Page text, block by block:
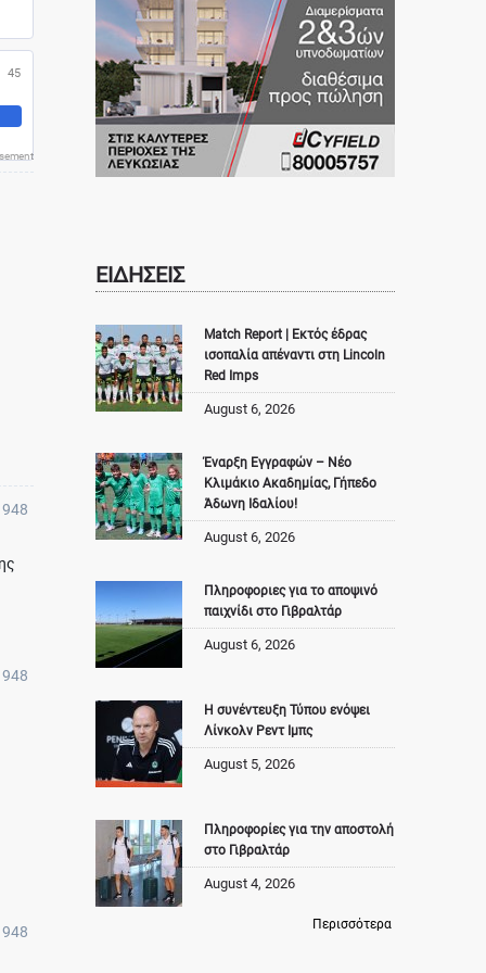
45
ΕΙΔΗΣΕΙΣ
Match Report | Εκτός έδρας
ισοπαλία απέναντι στη Lincoln
Red Imps
August 6, 2026
Έναρξη Εγγραφών – Νέο
Κλιμάκιο Ακαδημίας, Γήπεδο
Άδωνη Ιδαλίου!
August 6, 2026
Πληροφοριες για το αποψινό
παιχνίδι στο Γιβραλτάρ
August 6, 2026
Η συνέντευξη Τύπου ενόψει
Λίνκολν Ρεντ Ιμπς
August 5, 2026
Πληροφορίες για την αποστολή
στο Γιβραλτάρ
August 4, 2026
Περισσότερα